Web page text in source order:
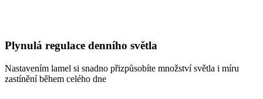
Plynulá regulace denního světla
Nastavením lamel si snadno přizpůsobíte množství světla i míru
zastínění během celého dne